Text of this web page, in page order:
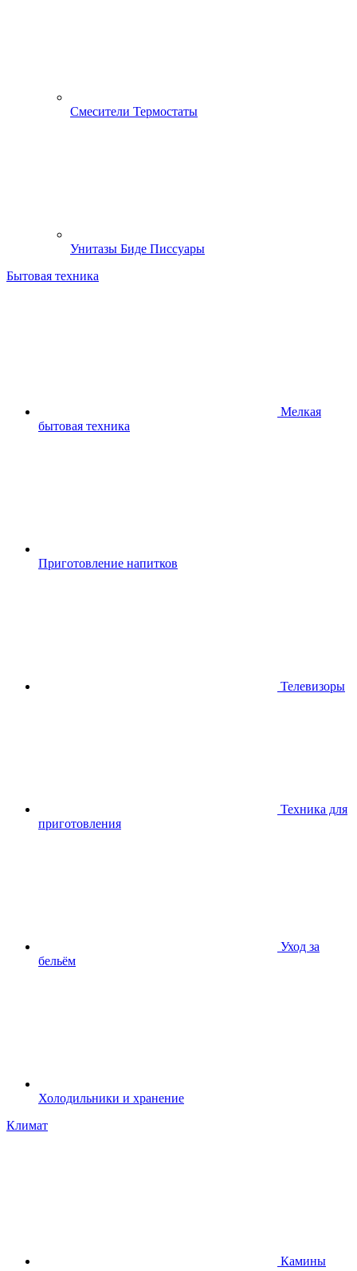
Смесители Термостаты
Унитазы Биде Писсуары
Бытовая техника
Мелкая
бытовая техника
Приготовление напитков
Телевизоры
Техника для
приготовления
Уход за
бельём
Холодильники и хранение
Климат
Камины